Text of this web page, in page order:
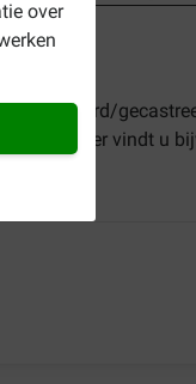
over
. Hier vindt u